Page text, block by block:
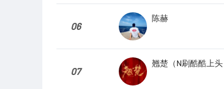
06
陈赫
07
翘楚（N刷酷酷上头